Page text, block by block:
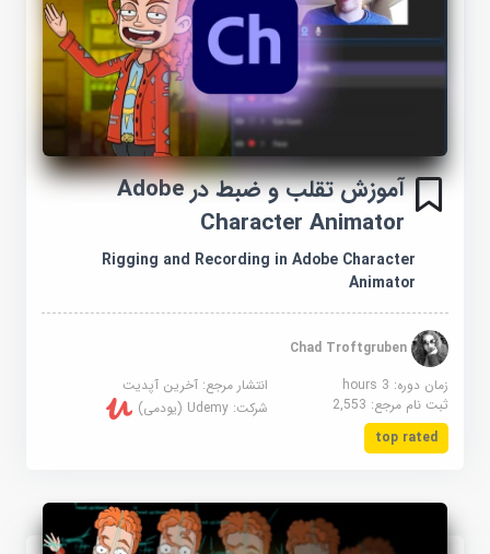
آموزش تقلب و ضبط در Adobe
Character Animator
Rigging and Recording in Adobe Character
Animator
Chad Troftgruben
زمان دوره: 3 hours
انتشار مرجع:آخرین آپدیت
ثبت نام مرجع:2,553 شرکت:Udemy (یودمی)
top rated